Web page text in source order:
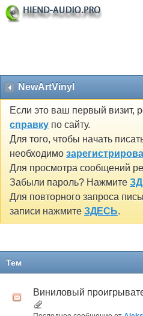
NewArtVinyl
Если это ваш первый визит,
справку по сайту.
Для того, чтобы начать
необходимо
Для просмотра сообщений
Забыли пароль? Нажмите
Для повторного запроса
записи нажмите ЗДЕСЬ.
Тем
Виниловый